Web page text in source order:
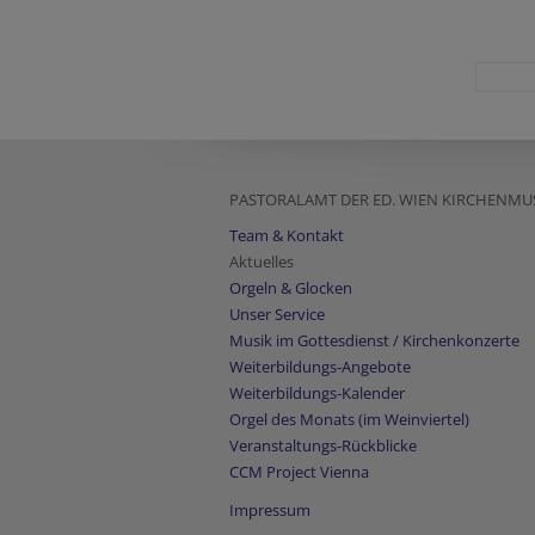
PASTORALAMT DER ED. WIEN
Team & Kontakt
Aktuelles
Orgeln & Glocken
Unser Service
Musik im Gottesdienst / Kirchenkonzerte
Weiterbildungs-Angebote
Weiterbildungs-Kalender
Orgel des Monats (im Weinviertel)
Veranstaltungs-Rückblicke
CCM Project Vienna
Impressum